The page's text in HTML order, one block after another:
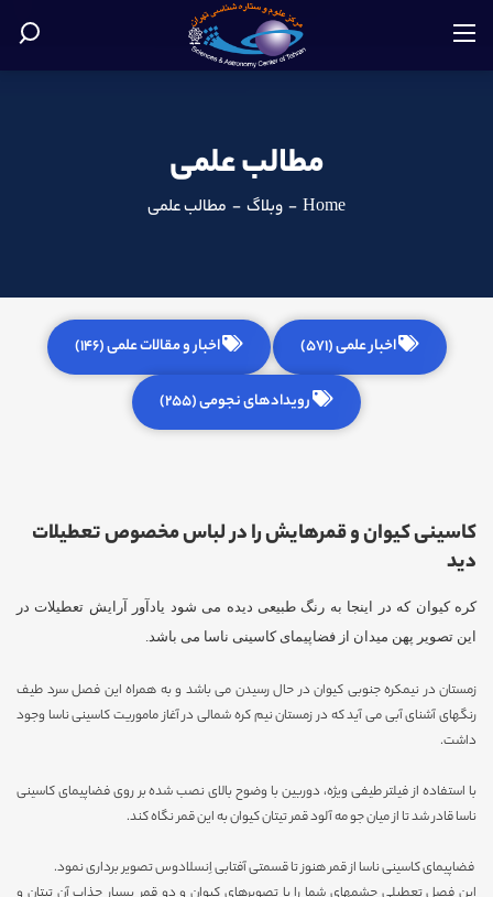
مطالب علمی
Home
- وبلاگ - مطالب علمی
اخبار علمی (571) اخبار و مقالات علمی (146)
رویدادهای نجومی (255)
کاسینی کیوان و قمرهایش را در لباس مخصوص تعطیلات
دید
کره کیوان که در اینجا به رنگ طبیعی دیده می شود یادآور آرایش تعطیلات در
این تصویر پهن میدان از فضاپیمای کاسینی ناسا می باشد.
زمستان در نیمکره جنوبی کیوان در حال رسیدن می باشد و به همراه این فصل سرد طیف
رنگهای آشنای آبی می آید که در زمستان نیم کره شمالی در آغاز ماموریت کاسینی ناسا وجود
داشت.
با استفاده از فیلتر طیفی ویژه، دوربین با وضوح بالای نصب شده بر روی فضاپیمای کاسینی
ناسا قادر شد تا از میان جو مه آلود قمر تیتان کیوان به این قمر نگاه کند.
فضاپیمای کاسینی ناسا از قمر هنوز تا قسمتی آفتابی اِنسلادوس تصویر برداری نمود.